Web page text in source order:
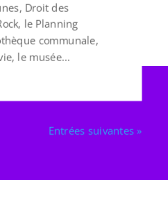
Droit des
le Planning
communale,
le musée...
Entrées suivantes »